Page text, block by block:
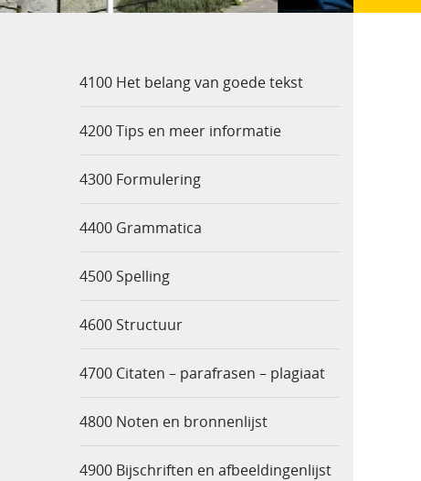
4100 Het belang van goede tekst
4200 Tips en meer informatie
4300 Formulering
4400 Grammatica
4500 Spelling
4600 Structuur
4700 Citaten – parafrasen – plagiaat
4800 Noten en bronnenlijst
4900 Bijschriften en afbeeldingenlijst